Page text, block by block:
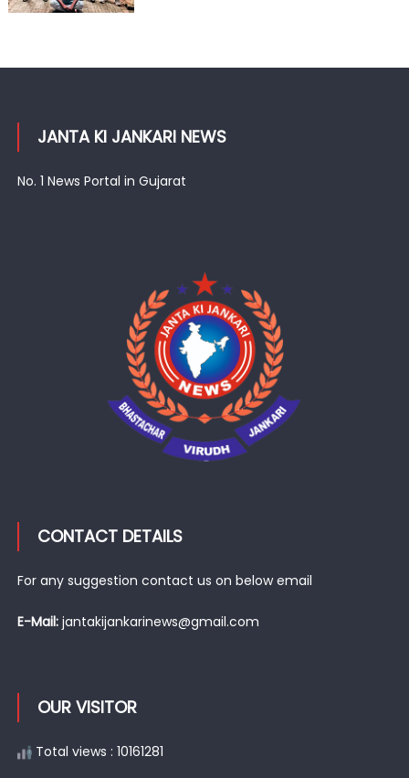
JANTA KI JANKARI NEWS
No. 1 News Portal in Gujarat
CONTACT DETAILS
For any suggestion contact us on below email
E-Mail: jantakijankarinews@gmail.com
OUR VISITOR
Total views : 10161281